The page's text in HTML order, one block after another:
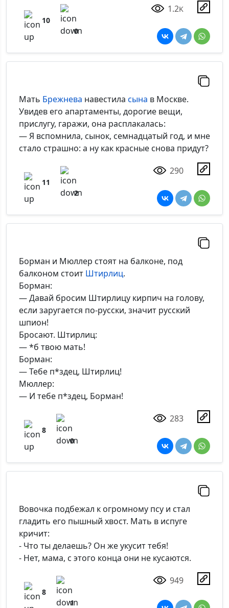
10
0
1.2K
Мать Брежнева навестила сына в Москве.
Увидев его апартаменты, дорогие вещи,
прислугу, гаражи, она расплакалась:
— Я вспомнила, сынок, семнадцатый год, и мне
стало страшно: а ну как красные снова придут?
11
2
290
Борман и Мюллер стоят на балконе, под
балконом стоит Штирлиц.
Борман:
— Давай бросим Штирлицу кирпич на голову,
если заругается по-русски, значит русский
шпион!
Бросают. Штирлиц:
— *б твою мать!
Борман:
— Тебе п*здец, Штирлиц!
Мюллер:
— И тебе п*здец, Борман!
8
0
283
Вовочка подбежал к огромному псу и стал
гладить его пышный хвост. Мать в испуге
кричит:
- Что ты делаешь? Он же укусит тебя!
- Нет, мама, с этого конца они не кусаются.
8
1
949